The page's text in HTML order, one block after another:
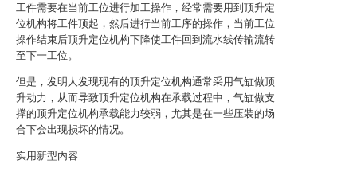
工件需要在当前工位进行加工操作，经常需要用到顶升定
位机构将工件顶起，然后进行当前工序的操作，当前工位
操作结束后顶升定位机构下降使工件回到流水线传输流转
至下一工位。
但是，发明人发现现有的顶升定位机构通常采用气缸做顶
升动力，从而导致顶升定位机构在承载过程中，气缸做支
撑的顶升定位机构承载能力较弱，尤其是在一些压装的场
合下会出现损坏的情况。
实用新型内容